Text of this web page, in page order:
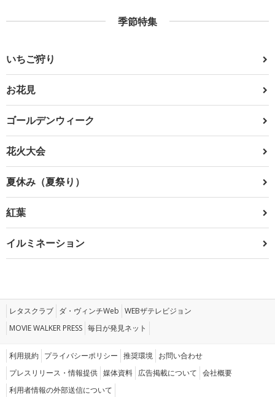
季節特集
いちご狩り
お花見
ゴールデンウィーク
花火大会
夏休み（夏祭り）
紅葉
イルミネーション
レタスクラブ ダ・ヴィンチWeb WEBザテレビジョン
MOVIE WALKER PRESS 毎日が発見ネット
利用規約 プライバシーポリシー 推奨環境 お問い合わせ
プレスリリース・情報提供 媒体資料 広告掲載について 会社概要
利用者情報の外部送信について